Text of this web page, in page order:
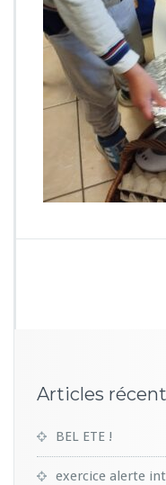
Articles
BEL ETE !
exercice alerte